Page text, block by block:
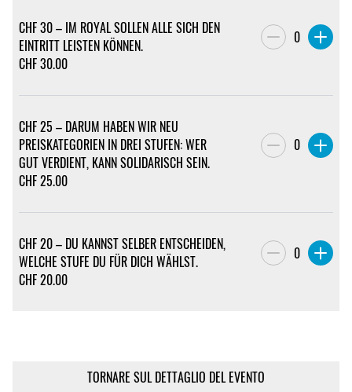
CHF 30 – IM ROYAL SOLLEN ALLE SICH DEN
EINTRITT LEISTEN KÖNNEN.
CHF30.00
0
CHF 25 – DARUM HABEN WIR NEU
PREISKATEGORIEN IN DREI STUFEN: WER
GUT VERDIENT, KANN SOLIDARISCH SEIN.
CHF25.00
0
CHF 20 – DU KANNST SELBER ENTSCHEIDEN,
WELCHE STUFE DU FÜR DICH WÄHLST.
CHF20.00
0
TORNARE SUL DETTAGLIO DEL EVENTO